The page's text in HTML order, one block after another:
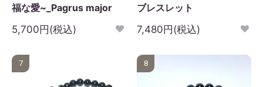
福な愛~_Pagrus major
5,700円(税込)
ブレスレット
7,480円(税込)
7 8